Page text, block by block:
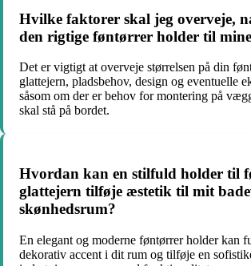
Hvilke faktorer skal jeg overveje,
den rigtige føntørrer holder til
Det er vigtigt at overveje størrelsen på din
glattejern, pladsbehov, design og eventuelle
såsom om der er behov for montering på
skal stå på bordet.
Hvordan kan en stilfuld holder til
glattejern tilføje æstetik til mit
skønhedsrum?
En elegant og moderne føntørrer holder kan
dekorativ accent i dit rum og tilføje en